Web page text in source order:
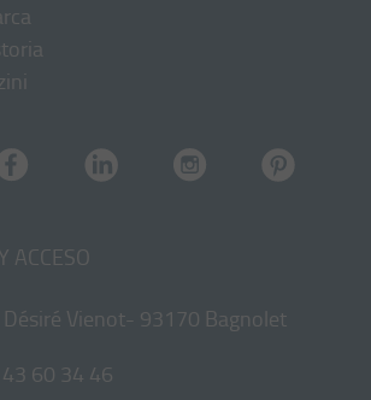
ACCESO
Désiré Vienot- 93170 Bagnolet
60 34 46